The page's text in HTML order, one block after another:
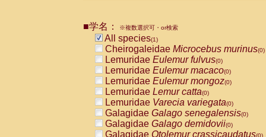
CebidaeCebus nigrivittatus
CebidaeCebus
CebidaeSaimiri boliviensis(0)
CebidaeSaimiri sciureus(0)
AtelidaeAlouatta caraya(0)
AtelidaeAlouatta fusca(0)
AtelidaeAlouatta seniculus
AtelidaeAlouattaspp.(0)
AtelidaeAteles belzebuth(0)
AtelidaeAteles geoffroyi(0)
AtelidaeAteles paniscus(0)
■学名： ※複数選択可・or検索
All species(1)
Cheirogaleidae Microcebus murinus(0)
Lemuridae Eulemur fulvus(0)
Lemuridae Eulemur macaco(0)
Lemuridae Eulemur mongoz(0)
Lemuridae Lemur catta(0)
Lemuridae Varecia variegata(0)
Galagidae Galago senegalensis(0)
Galagidae Galago demidovii(0)
Galagidae Otolemur crassicaudatus(0)